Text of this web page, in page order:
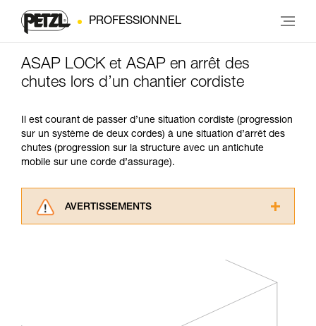
PROFESSIONNEL
ASAP LOCK et ASAP en arrêt des
chutes lors d’un chantier cordiste
Il est courant de passer d’une situation cordiste (progression
sur un système de deux cordes) à une situation d’arrêt des
chutes (progression sur la structure avec un antichute
mobile sur une corde d’assurage).
AVERTISSEMENTS
consulter. Vous devez avoir compris les
Maîtriser ces techniques nécessite une